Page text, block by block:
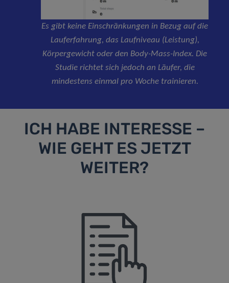
Es gibt keine Einschränkungen in Bezug auf die
Lauferfahrung, das Laufniveau (Leistung),
Körpergewicht oder den Body-Mass-Index. Die
Studie richtet sich jedoch an Läufer, die
mindestens einmal pro Woche trainieren.
ICH HABE INTERESSE –
WIE GEHT ES JETZT
WEITER?